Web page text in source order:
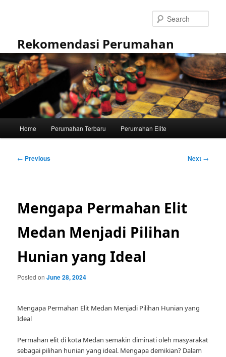
Rekomendasi Perumahan
Home Perumahan Terbaru Perumahan Elite
Post
← Previous Next →
Mengapa Permahan Elit
Medan Menjadi Pilihan
Hunian yang Ideal
Posted onJune 28, 2024
Mengapa Permahan Elit Medan Menjadi Pilihan Hunian yang
Ideal
Permahan elit di kota Medan semakin diminati oleh masyarakat
sebagai pilihan hunian yang ideal. Mengapa demikian? Dalam